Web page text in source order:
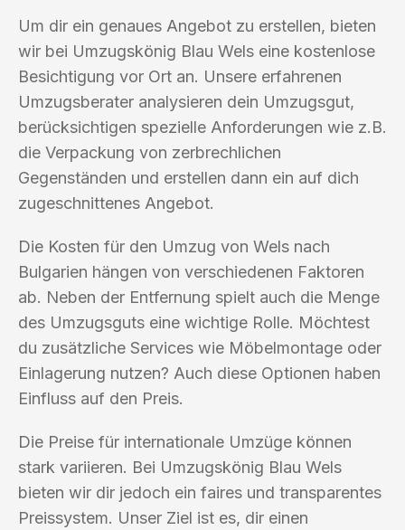
Um dir ein genaues Angebot zu erstellen, bieten
wir bei Umzugskönig Blau Wels eine kostenlose
Besichtigung vor Ort an. Unsere erfahrenen
Umzugsberater analysieren dein Umzugsgut,
berücksichtigen spezielle Anforderungen wie z.B.
die Verpackung von zerbrechlichen
Gegenständen und erstellen dann ein auf dich
zugeschnittenes Angebot.
Die Kosten für den Umzug von Wels nach
Bulgarien hängen von verschiedenen Faktoren
ab. Neben der Entfernung spielt auch die Menge
des Umzugsguts eine wichtige Rolle. Möchtest
du zusätzliche Services wie Möbelmontage oder
Einlagerung nutzen? Auch diese Optionen haben
Einfluss auf den Preis.
Die Preise für internationale Umzüge können
stark variieren. Bei Umzugskönig Blau Wels
bieten wir dir jedoch ein faires und transparentes
Preissystem. Unser Ziel ist es, dir einen